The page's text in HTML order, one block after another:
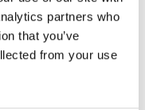
partners who
that you’ve
from your use